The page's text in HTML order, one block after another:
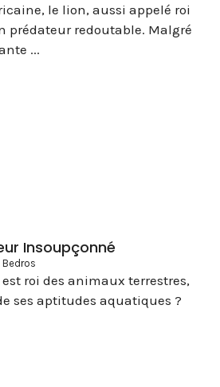
le lion, aussi appelé roi
prédateur redoutable. Malgré
...
Insoupçonné
Bedros
roi des animaux terrestres,
ses aptitudes aquatiques ?